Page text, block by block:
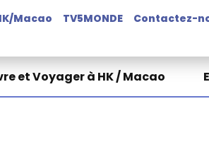
Macao TV5MONDE Contactez-
et Voyager à HK / Macao